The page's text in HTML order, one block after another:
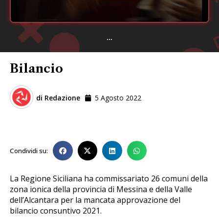
...
Bilancio
di Redazione 5 Agosto 2022
Condividi su:
La Regione Siciliana ha commissariato 26 comuni della
zona ionica della provincia di Messina e della Valle
dell’Alcantara per la mancata approvazione del
bilancio consuntivo 2021.